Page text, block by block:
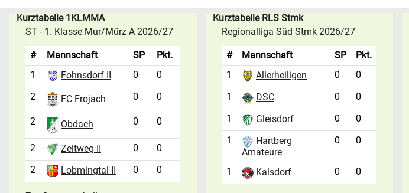
Kurztabelle 1KLMMA
ST - 1. Klasse Mur/Mürz A 2026/27
# Mannschaft SP
Pkt.
1
Fohnsdorf II 0
0
2
FC Frojach 0 0
2 Obdach 0 0
2 Zeltweg II 0
0
2
Lobmingtal II 0 0
Kurztabelle RLS Stmk
Regionalliga Süd Stmk 2026/27
# Mannschaft SP
Pkt.
1
Allerheiligen 0
0
1
DSC 0
0
1
Gleisdorf 0
0
1
Hartberg
Amateure
0 0
1 Kalsdorf 0 0